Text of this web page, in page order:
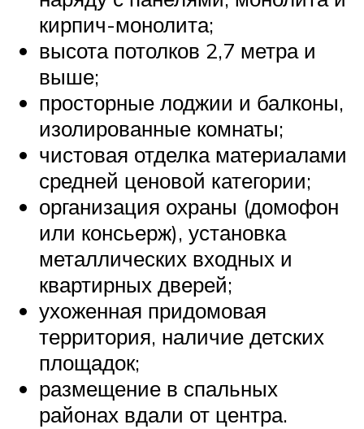
кирпич-монолита;
высота потолков 2,7 метра и
выше;
просторные лоджии и балконы,
изолированные комнаты;
чистовая отделка материалами
средней ценовой категории;
организация охраны (домофон
или консьерж), установка
металлических входных и
квартирных дверей;
ухоженная придомовая
территория, наличие детских
площадок;
размещение в спальных
районах вдали от центра.